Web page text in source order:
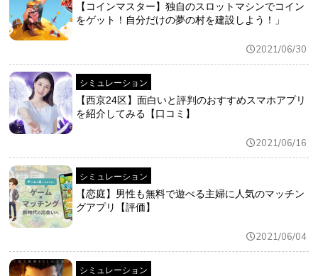
【コインマスター】独自のスロットマシンでコイン
をゲット！自分だけの夢の村を建設しよう！」
2021/06/30
シミュレーション
【西京24区】面白いと評判のおすすめスマホアプリ
を紹介してみる【口コミ】
2021/06/16
シミュレーション
【恋庭】男性も無料で遊べる主婦に人気のマッチン
グアプリ【評価】
2021/06/04
シミュレーション